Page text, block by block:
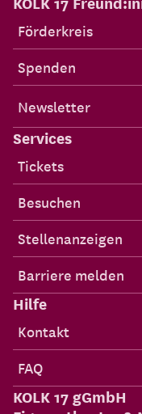
Förderkreis
Spenden
Newsletter
Services
Tickets
Besuchen
Stellenanzeigen
Barriere melden
Hilfe
Kontakt
FAQ
KOLK 17 gGmbH